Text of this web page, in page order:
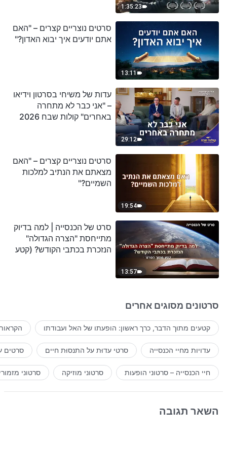
1:35:23
13:11
סרטים נוצריים קצרים – "האם
אתם יודעים איך יבוא האדון?"
29:12
עדות של משיחי בסרטון וידיאו
– "אני כבר לא מתחרה
באחרים" קולות שבח 2026
19:54
סרטים נוצריים קצרים – "האם
מצאתם את הנתיב למלכות
השמיים?"
13:57
סרט של הכנסייה | למה בדיוק
מתייחסת "הצרה הגדולה"
הנזכרת בכתבי הקודש? (קטע
סרטונים מסוגים אחרים
קטעים מתוך הדבר, כרך ראשון: הופעתו של האל ועבודתו
עדויות מחיי הכנסייה סרטי עדוּת על התנסוּת חיים סרטים
חיי הכנסייה – סרטוני הופעות סרטוני מוזיקה סרטוני
השאר תגובה